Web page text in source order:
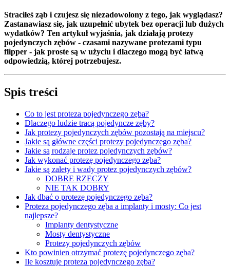
Straciłeś ząb i czujesz się niezadowolony z tego, jak wyglądasz?
Zastanawiasz się, jak uzupełnić ubytek bez operacji lub dużych
wydatków? Ten artykuł wyjaśnia, jak działają protezy
pojedynczych zębów - czasami nazywane protezami typu
flipper - jak proste są w użyciu i dlaczego mogą być łatwą
odpowiedzią, której potrzebujesz.
Spis treści
Co to jest proteza pojedynczego zęba?
Dlaczego ludzie tracą pojedyncze zęby?
Jak protezy pojedynczych zębów pozostają na miejscu?
Jakie są główne części protezy pojedynczego zęba?
Jakie są rodzaje protez pojedynczych zębów?
Jak wykonać protezę pojedynczego zęba?
Jakie są zalety i wady protez pojedynczych zębów?
DOBRE RZECZY
NIE TAK DOBRY
Jak dbać o protezę pojedynczego zęba?
Proteza pojedynczego zęba a implanty i mosty: Co jest
najlepsze?
Implanty dentystyczne
Mosty dentystyczne
Protezy pojedynczych zębów
Kto powinien otrzymać protezę pojedynczego zęba?
Ile kosztuje proteza pojedynczego zęba?